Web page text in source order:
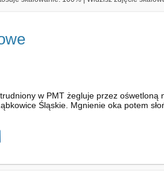
w PMT żegluje przez
Śląskie. Mgnienie oka potem